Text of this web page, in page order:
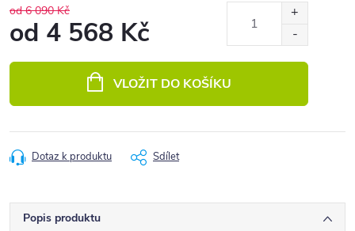
od 6 090 Kč
od 4 568 Kč
VLOŽIT DO KOŠÍKU
Dotaz k produktu Sdílet
Popis produktu